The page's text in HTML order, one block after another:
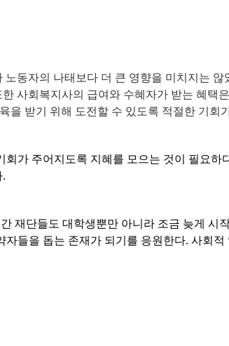
동자의 나태보다 더 큰 영향을 미치지는 않
한 사회복지사의 급여와 수혜자가 받는 혜택
을 받기 위해 도전할 수 있도록 적절한 기회
가 주어지도록 지혜를 모으는 것이 필요하
.
재단들도 대학생뿐만 아니라 조금 늦게 시
자들을 돕는 존재가 되기를 응원한다. 사회적